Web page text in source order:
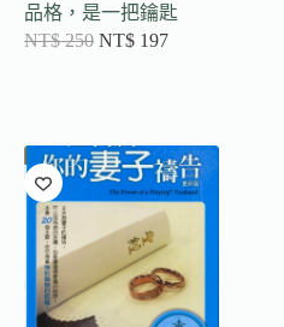
品格，是一把鑰匙
NT$250 NT$ 197